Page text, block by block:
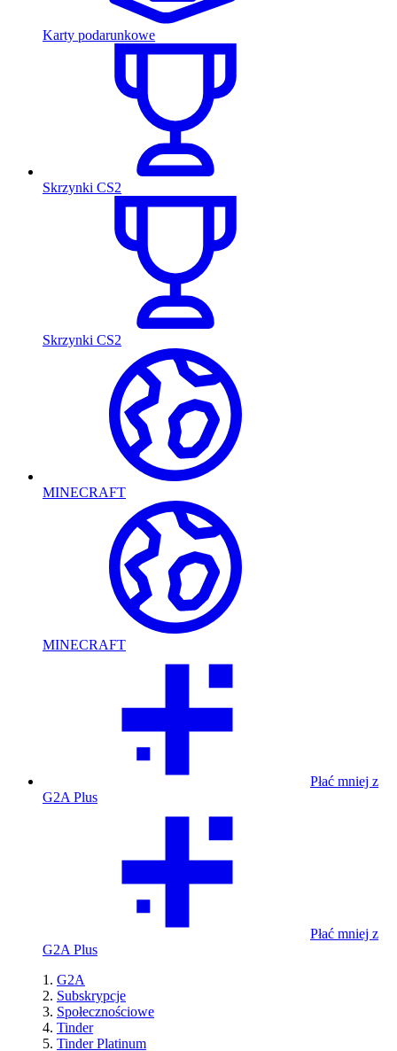
Karty podarunkowe
Skrzynki CS2
Skrzynki CS2
MINECRAFT
MINECRAFT
Płać mniej z
G2A Plus
Płać mniej z
G2A Plus
G2A
Subskrypcje
Społecznościowe
Tinder
Tinder Platinum